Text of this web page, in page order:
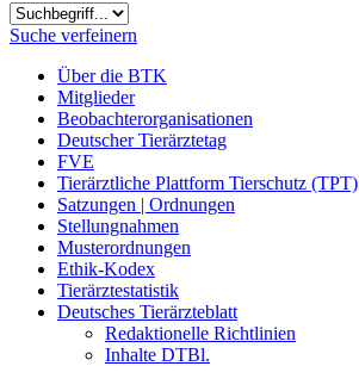
Suchbegriff
Suche verfeinern
Über die BTK
Mitglieder
Beobachterorganisationen
Deutscher Tierärztetag
FVE
Tierärztliche Plattform Tierschutz (TPT)
Satzungen | Ordnungen
Stellungnahmen
Musterordnungen
Ethik-Kodex
Tierärztestatistik
Deutsches Tierärzteblatt
Redaktionelle Richtlinien
Inhalte DTBl.